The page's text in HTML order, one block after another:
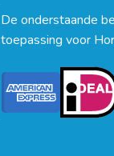
De onderstaande
toepassing voor